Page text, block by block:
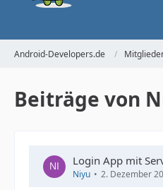
Android-Developers.de
Beiträge von
Login App mit
Niyu 2. Dezember